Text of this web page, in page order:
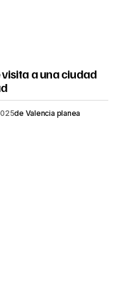
visita a una ciudad
de Valencia planea